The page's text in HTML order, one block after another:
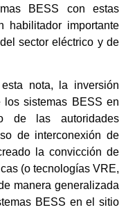
BESS con estas
habilitador importante
sector eléctrico y de
nota, la inversión
los sistemas BESS en
de las autoridades
de interconexión de
la convicción de
(o tecnologías VRE,
manera generalizada
BESS en el sitio